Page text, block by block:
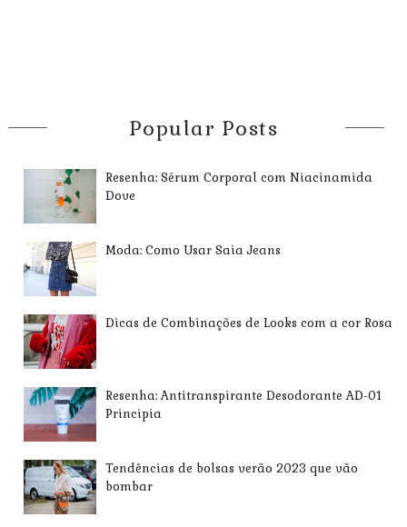
Popular Posts
Resenha: Sérum Corporal com Niacinamida
Dove
Moda: Como Usar Saia Jeans
Dicas de Combinações de Looks com a cor Rosa
Resenha: Antitranspirante Desodorante AD-01
Principia
Tendências de bolsas verão 2023 que vão
bombar